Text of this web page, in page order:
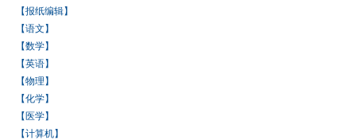
【报纸编辑】
【语文】
【数学】
【英语】
【物理】
【化学】
【医学】
【计算机】